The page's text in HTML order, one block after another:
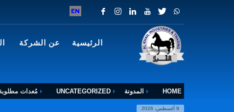
EN
الرئيسية عن الشركة
HOME المدونة UNCATEGORIZED مُعدات
9 أغسطس، 2026